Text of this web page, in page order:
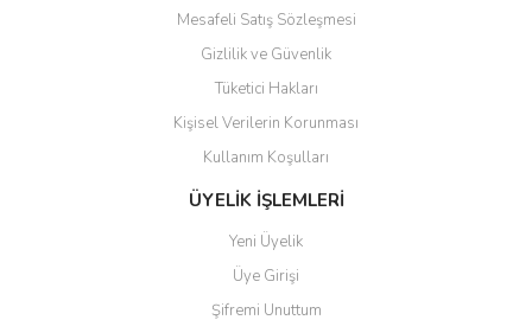
Mesafeli Satış Sözleşmesi
Gizlilik ve Güvenlik
Tüketici Hakları
Kişisel Verilerin Korunması
Kullanım Koşulları
ÜYELİK İŞLEMLERİ
Yeni Üyelik
Üye Girişi
Şifremi Unuttum